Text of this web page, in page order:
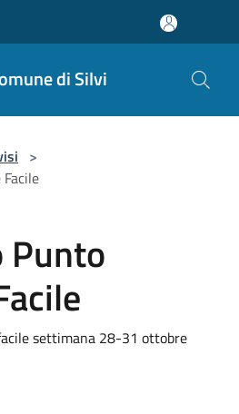
di Silvi
>
Punto
settimana 28-31 ottobre